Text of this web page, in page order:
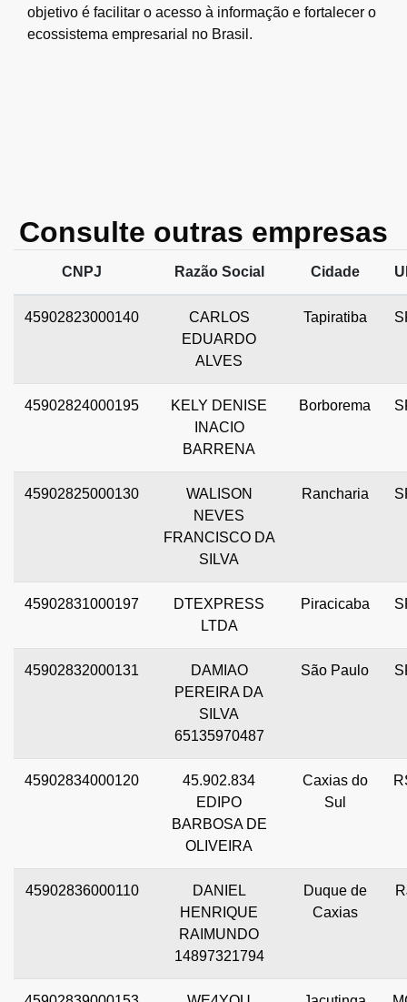
objetivo é facilitar o acesso à informação e fortalecer o
ecossistema empresarial no Brasil.
Consulte outras empresas
CNPJ Razão Social Cidade
45902823000140
CARLOS
EDUARDO
ALVES
Tapiratiba
45902824000195
KELY DENISE
INACIO
BARRENA
Borborema
45902825000130
WALISON
NEVES
FRANCISCO DA
SILVA
Rancharia
45902831000197
DTEXPRESS
LTDA
Piracicaba
45902832000131
DAMIAO
PEREIRA DA
SILVA
65135970487
São Paulo
45902834000120
45.902.834
EDIPO
BARBOSA DE
OLIVEIRA
Caxias do
Sul
45902836000110
DANIEL
HENRIQUE
RAIMUNDO
14897321794
Duque de
Caxias